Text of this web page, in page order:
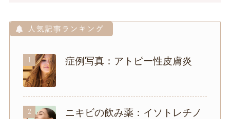
1 症例写真：アトピー性皮膚炎
2
ニキビの飲み薬：イソトレチノ